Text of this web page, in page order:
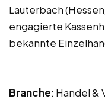
Lauterbach
engagierte
bekannte
Branche: Handel &